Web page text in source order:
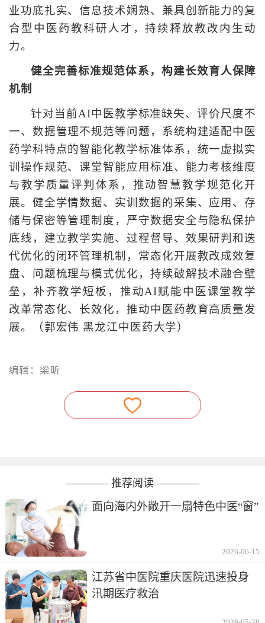
业功底扎实、信息技术娴熟、兼具创新能力的复
合型中医药教科研人才，持续释放教改内生动
力。
健全完善标准规范体系，构建长效育人保障
机制
针对当前AI中医教学标准缺失、评价尺度不
一、数据管理不规范等问题，系统构建适配中医
药学科特点的智能化教学标准体系，统一虚拟实
训操作规范、课堂智能应用标准、能力考核维度
与教学质量评判体系，推动智慧教学规范化开
展。健全学情数据、实训数据的采集、应用、存
储与保密等管理制度，严守数据安全与隐私保护
底线，建立教学实施、过程督导、效果研判和迭
代优化的闭环管理机制，常态化开展教改成效复
盘、问题梳理与模式优化，持续破解技术融合壁
垒，补齐教学短板，推动AI赋能中医课堂教学
改革常态化、长效化，推动中医药教育高质量发
展。（郭宏伟 黑龙江中医药大学）
编辑：梁昕
———— 推荐阅读 ————
面向海内外敞开一扇特色中医“窗”
2026-06-15
江苏省中医院重庆医院迅速投身
汛期医疗救治